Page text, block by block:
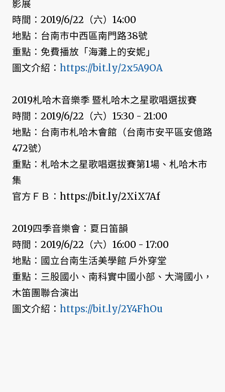
影展
時間：2019/6/22（六）14:00
地點：台南市中西區南門路38號
重點：免費播放「海灘上的安妮」
圖文介紹： https://bit.ly/2x5A9OA
2019札哈木音樂季 暨札哈木之星歌唱選拔賽
時間：2019/6/22（六）15:30 - 21:00
地點：台南市札哈木會館（台南市安平區安億路
472號）
重點：札哈木之星歌唱選拔賽第1場、札哈木市
集
官方ＦＢ：https://bit.ly/2XiX7Af
2019四季音樂會：夏日笛韻
時間：2019/6/22（六）16:00 - 17:00
地點：國立台南生活美學館 戶外穿堂
重點：三股國小、南科實中國小部、大灣國小，
木笛團聯合演出
圖文介紹： https://bit.ly/2Y4FhOu